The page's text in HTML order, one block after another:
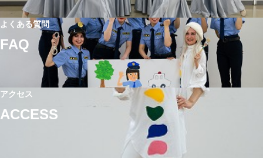
よくある質問
FAQ
アクセス
ACCESS